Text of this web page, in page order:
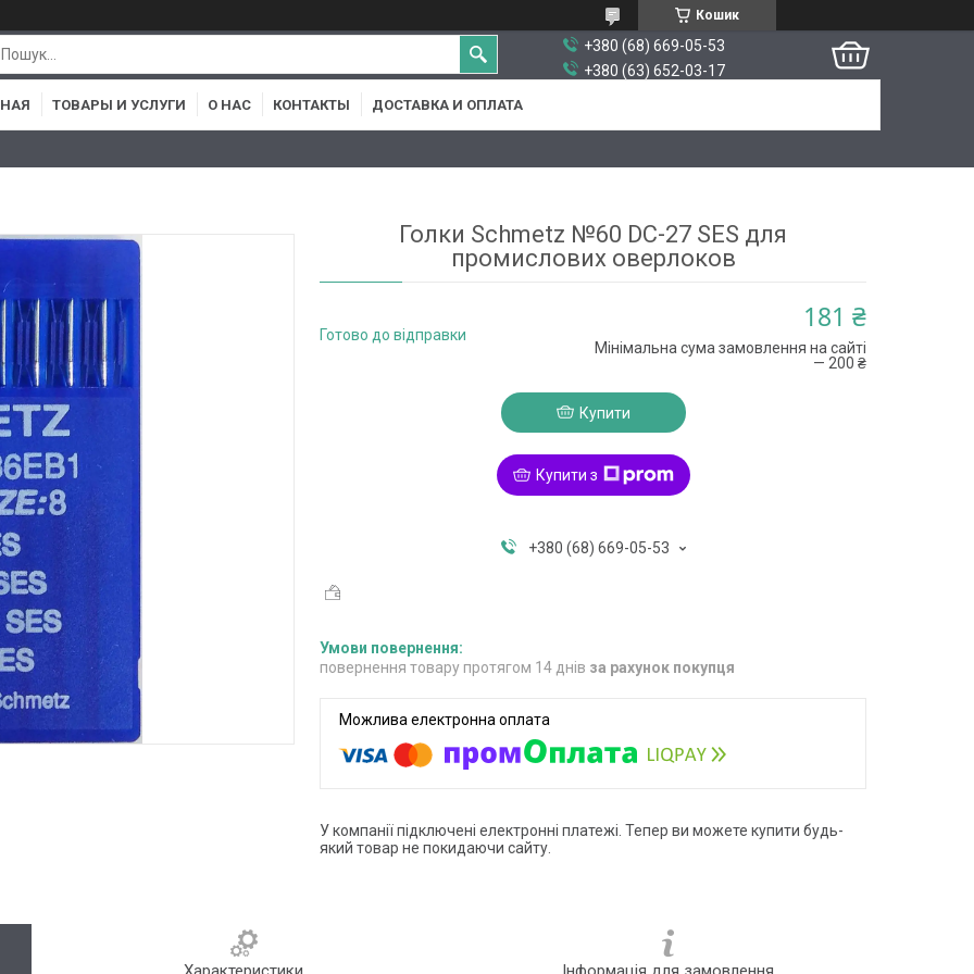
Кошик
+380 (68) 669-05-53
+380 (63) 652-03-17
ТОВАРЫ И УСЛУГИ О НАС КОНТАКТЫ ДОСТАВКА И ОПЛАТА
Голки Schmetz №60 DC-27 SES для
промислових оверлоков
Готово до відправки
181 ₴
Мінімальна сума замовлення на сайті
— 200 ₴
Купити
Купити з
+380 (68) 669-05-53
повернення товару протягом 14 днів за рахунок покупця
У компанії підключені електронні платежі. Тепер ви можете купити будь-
який товар не покидаючи сайту.